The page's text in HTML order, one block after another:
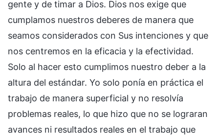
gente y de timar a Dios. Dios nos exige que
cumplamos nuestros deberes de manera que
seamos considerados con Sus intenciones y que
nos centremos en la eficacia y la efectividad.
Solo al hacer esto cumplimos nuestro deber a la
altura del estándar. Yo solo ponía en práctica el
trabajo de manera superficial y no resolvía
problemas reales, lo que hizo que no se lograran
avances ni resultados reales en el trabajo que